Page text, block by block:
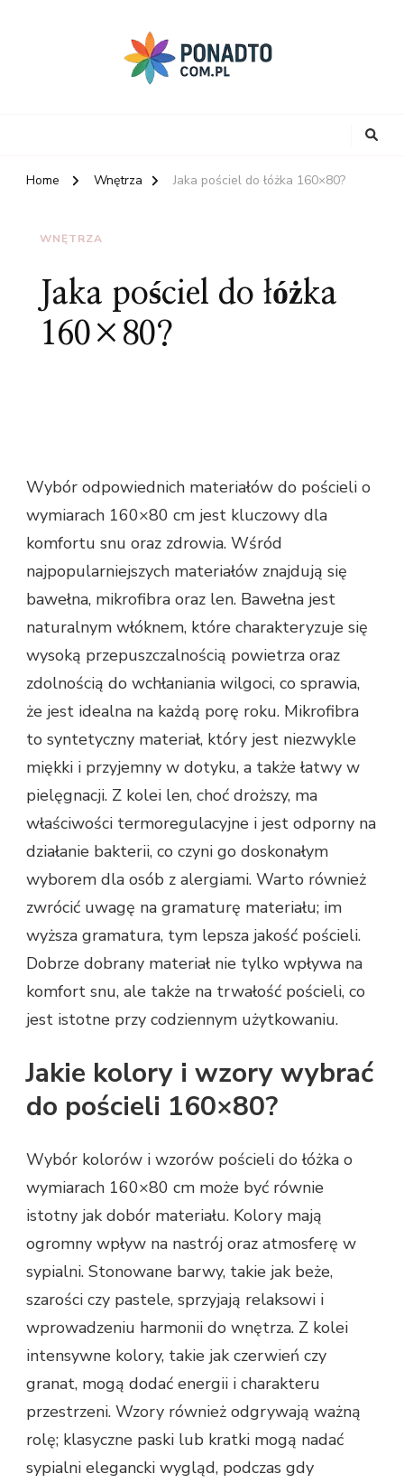
Home Wnętrza Jaka pościel do łóżka 160×80?
WNĘTRZA
Jaka pościel do łóżka
160×80?
Wybór odpowiednich materiałów do pościeli o
wymiarach 160×80 cm jest kluczowy dla
komfortu snu oraz zdrowia. Wśród
najpopularniejszych materiałów znajdują się
bawełna, mikrofibra oraz len. Bawełna jest
naturalnym włóknem, które charakteryzuje się
wysoką przepuszczalnością powietrza oraz
zdolnością do wchłaniania wilgoci, co sprawia,
że jest idealna na każdą porę roku. Mikrofibra
to syntetyczny materiał, który jest niezwykle
miękki i przyjemny w dotyku, a także łatwy w
pielęgnacji. Z kolei len, choć droższy, ma
właściwości termoregulacyjne i jest odporny na
działanie bakterii, co czyni go doskonałym
wyborem dla osób z alergiami. Warto również
zwrócić uwagę na gramaturę materiału; im
wyższa gramatura, tym lepsza jakość pościeli.
Dobrze dobrany materiał nie tylko wpływa na
komfort snu, ale także na trwałość pościeli, co
jest istotne przy codziennym użytkowaniu.
Jakie kolory i wzory wybrać
do pościeli 160×80?
Wybór kolorów i wzorów pościeli do łóżka o
wymiarach 160×80 cm może być równie
istotny jak dobór materiału. Kolory mają
ogromny wpływ na nastrój oraz atmosferę w
sypialni. Stonowane barwy, takie jak beże,
szarości czy pastele, sprzyjają relaksowi i
wprowadzeniu harmonii do wnętrza. Z kolei
intensywne kolory, takie jak czerwień czy
granat, mogą dodać energii i charakteru
przestrzeni. Wzory również odgrywają ważną
rolę; klasyczne paski lub kratki mogą nadać
sypialni elegancki wygląd, podczas gdy